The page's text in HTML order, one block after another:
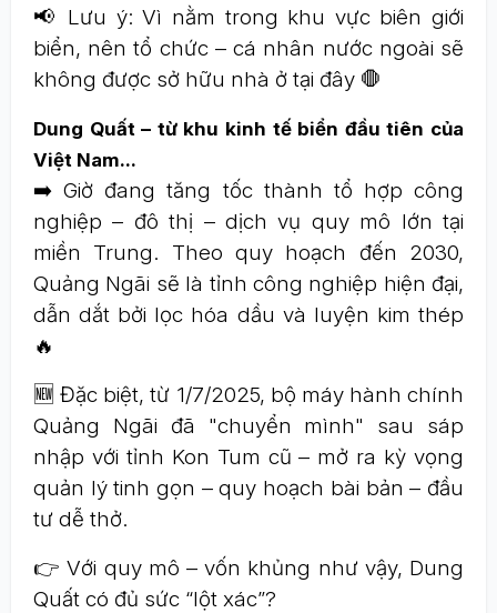
📢 Lưu ý: Vì nằm trong khu vực biên giới
biển, nên tổ chức – cá nhân nước ngoài sẽ
không được sở hữu nhà ở tại đây 🛑
Dung Quất – từ khu kinh tế biển đầu tiên của
Việt Nam...
➡️ Giờ đang tăng tốc thành tổ hợp công
nghiệp – đô thị – dịch vụ quy mô lớn tại
miền Trung. Theo quy hoạch đến 2030,
Quảng Ngãi sẽ là tỉnh công nghiệp hiện đại,
dẫn dắt bởi lọc hóa dầu và luyện kim thép
🔥
🆕 Đặc biệt, từ 1/7/2025, bộ máy hành chính
Quảng Ngãi đã "chuyển mình" sau sáp
nhập với tỉnh Kon Tum cũ – mở ra kỳ vọng
quản lý tinh gọn – quy hoạch bài bản – đầu
tư dễ thở.
👉 Với quy mô – vốn khủng như vậy, Dung
Quất có đủ sức “lột xác”?